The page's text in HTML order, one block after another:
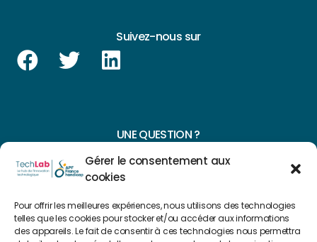
Gérer le consentement aux
cookies
Pour offrir les meilleures expériences, nous utilisons des technologies
telles que les cookies pour stocker et/ou accéder aux informations
des appareils. Le fait de consentir à ces technologies nous permettra
Suivez-nous sur
UNE QUESTION ?
CONTACTEZ-NOUS
NAVIGUER SUR NOTRE SITE
Plan du site